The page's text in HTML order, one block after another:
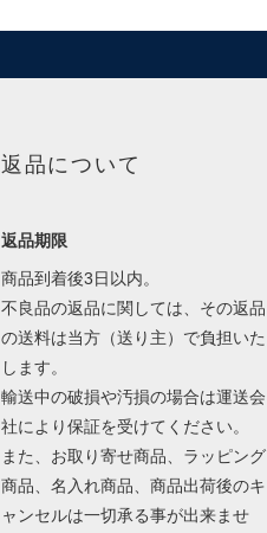
返品について
返品期限
商品到着後3日以内。
不良品の返品に関しては、その返品
の送料は当方（送り主）で負担いた
します。
輸送中の破損や汚損の場合は運送会
社により保証を受けてください。
また、お取り寄せ商品、ラッピング
商品、名入れ商品、商品出荷後のキ
ャンセルは一切承る事が出来ませ